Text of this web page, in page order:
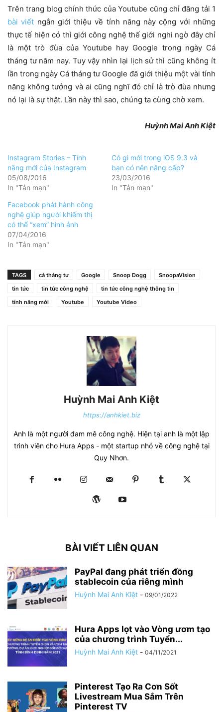
Trên trang blog chính thức của Youtube cũng chỉ đăng tải 1
bài viết ngắn giới thiệu về tính năng này cộng với những
thực tế hiện có thì giới công nghệ thế giới nghi ngờ đây chỉ
là một trò đùa của Youtube hay Google trong ngày Cá
tháng tư năm nay. Tuy vậy nhìn lại lịch sử thì cũng không ít
lần trong ngày Cá tháng tư Google đã giới thiệu một vài tính
năng không tưởng và ai cũng nghĩ đó chỉ là trò đùa nhưng
nó lại là sự thật. Lần này thì sao, chúng ta cùng chờ xem.
Huỳnh Mai Anh Kiệt
Instagram Stories – Tính
năng mới của Instagram
05/08/2016
In "Tản mạn"
Có gì mới trong iOS 9.3 và
bạn có nên nâng cấp?
23/03/2016
In "Tản mạn"
Facebook phát hành công
nghệ giúp người khiếm thị
có thể “xem” hình ảnh
07/04/2016
In "Tản mạn"
TAGS cá tháng tư Google Snoop Dogg
SnoopaVision
tin tức
tin tức công nghệ
tin tức công nghệ thông tin
tính năng mới
Youtube Youtube Video
Huỳnh Mai Anh Kiệt
https://anhkiet.biz
Anh là một người đam mê công nghệ. Hiện tại anh là một lập
trình viên cho Hura Apps - một startup nhỏ về công nghệ tại
Quy Nhơn.
BÀI VIẾT LIÊN QUAN
PayPal đang phát triển đồng
stablecoin của riêng mình
Huỳnh Mai Anh Kiệt - 09/01/2022
Hura Apps lọt vào Vòng ươm tạo
của chương trình Tuyển...
Huỳnh Mai Anh Kiệt - 04/11/2021
Pinterest Tạo Ra Cơn Sốt
Livestream Mua Sắm Trên
Pinterest TV